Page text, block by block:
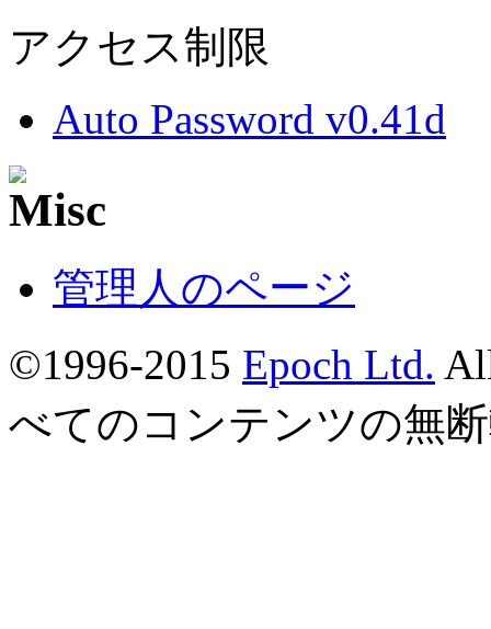
アクセス制限
Auto Password v0.41d
管理人のページ
©1996-2015 Epoch Ltd.
べてのコンテンツの無